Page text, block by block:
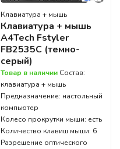
Клавиатура + мышь
Клавиатура + мышь
A4Tech Fstyler
FB2535C (темно-
серый)
Товар в наличии Состав:
клавиатура + мышь
Предназначение: настольный
компьютер
Колесо прокрутки мыши: есть
Количество клавиш мыши: 6
Разрешение оптического